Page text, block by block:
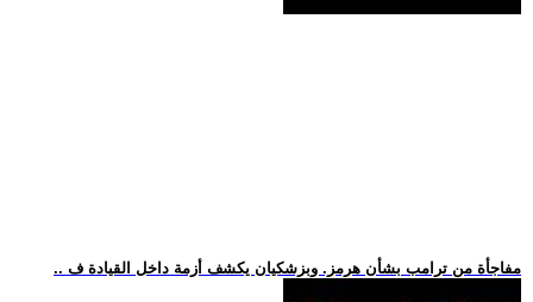
.. مفاجأة من ترامب بشأن هرمز. وبزشكيان يكشف أزمة داخل القيادة ف